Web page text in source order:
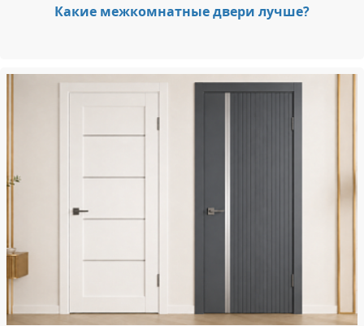
Какие межкомнатные двери лучше?